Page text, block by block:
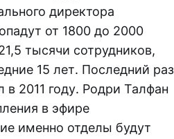
директора
от 1800 до 2000
тысячи сотрудников,
15 лет. Последний раз
2011 году. Родри Талфан
в эфире
именно отделы будут